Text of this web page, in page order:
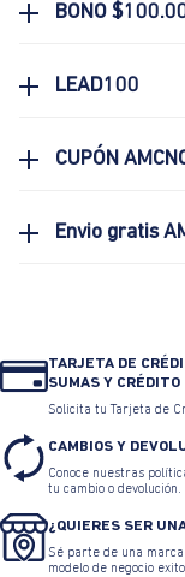
BONO
LEAD100
CUPÓN
Envio gratis
TARJETA DE
SUMAS Y CRÉDITO
Solicita tu Tarjeta de
CAMBIOS Y
Conoce nuestras
tu cambio o devolución.
¿QUIERES SER
Sé parte de una marca
modelo de negocio